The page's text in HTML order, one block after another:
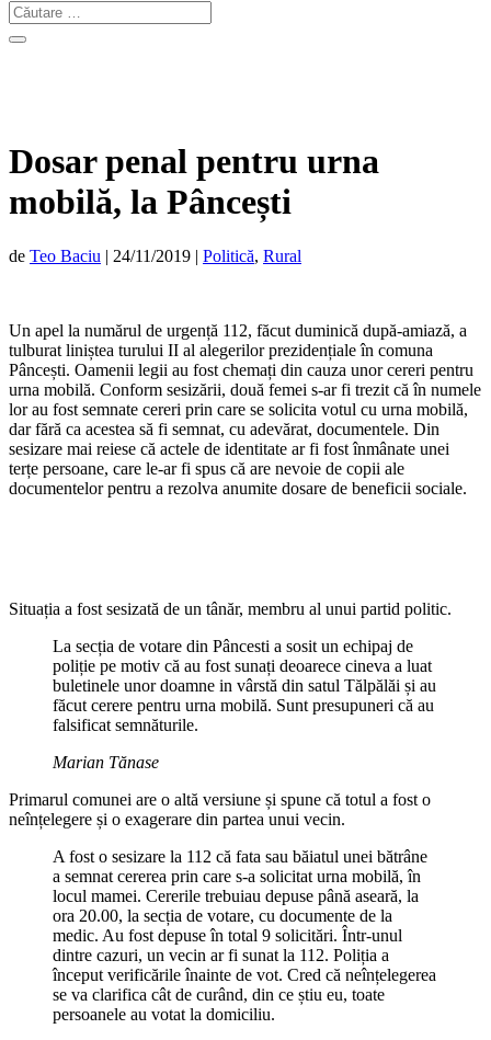
Dosar penal pentru urna
mobilă, la Pâncești
de Teo Baciu | 24/11/2019 | Politică, Rural
Un apel la numărul de urgență 112, făcut duminică după-amiază, a
tulburat liniștea turului II al alegerilor prezidențiale în comuna
Pâncești. Oamenii legii au fost chemați din cauza unor cereri pentru
urna mobilă. Conform sesizării, două femei s-ar fi trezit că în numele
lor au fost semnate cereri prin care se solicita votul cu urna mobilă,
dar fără ca acestea să fi semnat, cu adevărat, documentele. Din
sesizare mai reiese că actele de identitate ar fi fost înmânate unei
terțe persoane, care le-ar fi spus că are nevoie de copii ale
documentelor pentru a rezolva anumite dosare de beneficii sociale.
Situația a fost sesizată de un tânăr, membru al unui partid politic.
La secția de votare din Pâncesti a sosit un echipaj de
poliție pe motiv că au fost sunați deoarece cineva a luat
buletinele unor doamne in vârstă din satul Tălpălăi și au
făcut cerere pentru urna mobilă. Sunt presupuneri că au
falsificat semnăturile.
Marian Tănase
Primarul comunei are o altă versiune și spune că totul a fost o
neînțelegere și o exagerare din partea unui vecin.
A fost o sesizare la 112 că fata sau băiatul unei bătrâne
a semnat cererea prin care s-a solicitat urna mobilă, în
locul mamei. Cererile trebuiau depuse până aseară, la
ora 20.00, la secția de votare, cu documente de la
medic. Au fost depuse în total 9 solicitări. Într-unul
dintre cazuri, un vecin ar fi sunat la 112. Poliția a
început verificările înainte de vot. Cred că neînțelegerea
se va clarifica cât de curând, din ce știu eu, toate
persoanele au votat la domiciliu.